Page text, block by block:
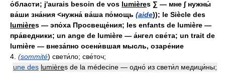
о́бласти; j'aurais besoin de vos lumières ∑ — мне ∫ нужны́
ва́ши зна́ния <нужна́ ва́ша по́мощь (aide)); le Siècle des
lumières — эпо́ха Просвеще́ния; les enfants de lumière —
пра́ведники; un ange de lumière — а́нгел све́та; un trait de
lumière — внеза́пно осени́вшая мысль, озаре́ние
4. (sommité) свети́ло; све́точ;
une des lumières de la médecine — одно́ из свети́л медици́ны;